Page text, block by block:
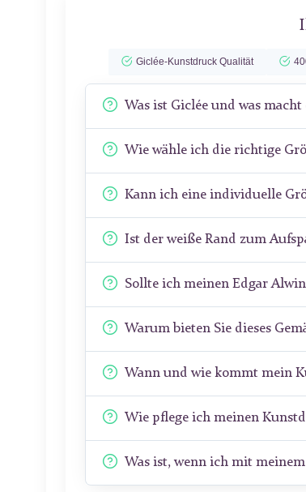
Giclée-Kunstdruck Qualität
Was ist Giclée und was macht
Wie wähle ich die richtige
Kann ich eine individuelle
Ist der weiße Rand zum
Sollte ich meinen Edgar
Warum bieten Sie dieses
Wann und wie kommt mein
Wie pflege ich meinen
Was ist, wenn ich mit